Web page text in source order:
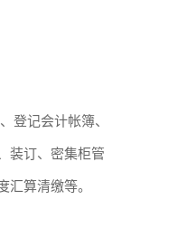
登记会计帐簿、
装订、密集柜管
算清缴等。